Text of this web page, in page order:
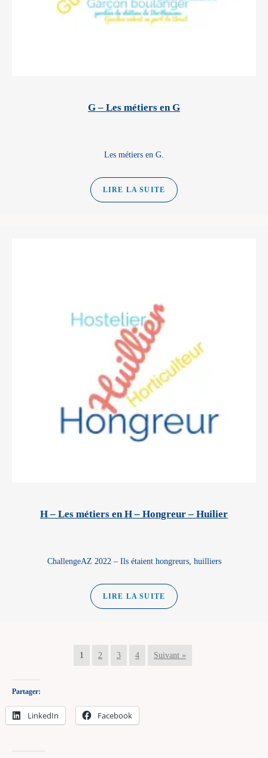
G – Les métiers en G
Les métiers en G.
LIRE LA SUITE
H – Les métiers en H – Hongreur – Huilier
ChallengeAZ 2022 – Ils étaient hongreurs, huilliers
LIRE LA SUITE
1 2 3 4 Suivant »
Partager:
LinkedIn Facebook